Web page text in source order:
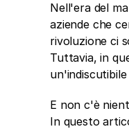
Nell'era del
aziende che
rivoluzione ci
Tuttavia, in
E non c'è
In questo